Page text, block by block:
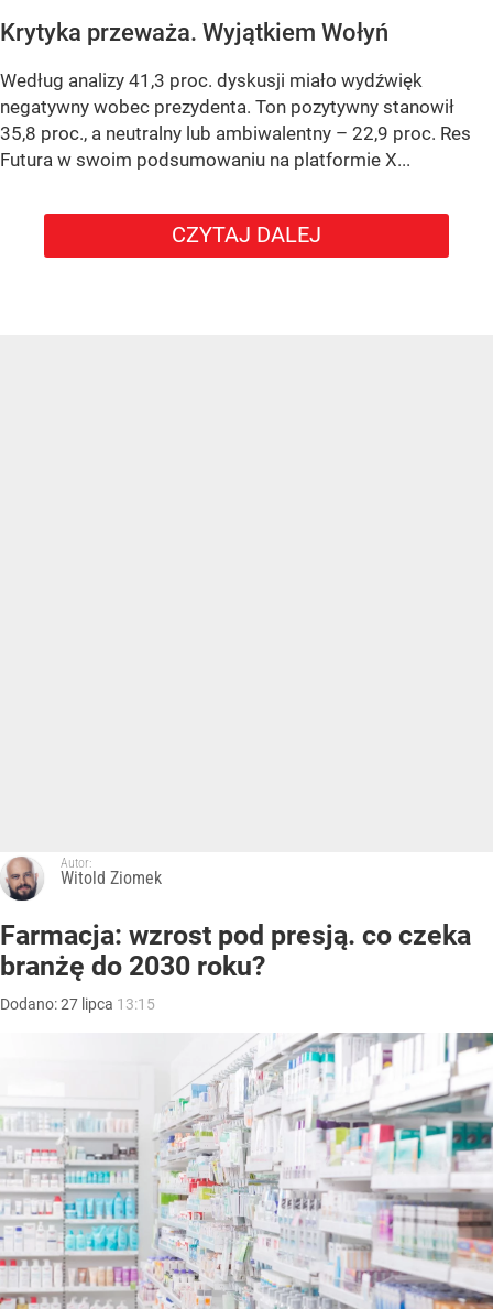
Krytyka przeważa. Wyjątkiem Wołyń
Według analizy 41,3 proc. dyskusji miało wydźwięk
negatywny wobec prezydenta. Ton pozytywny stanowił
35,8 proc., a neutralny lub ambiwalentny – 22,9 proc. Res
Futura w swoim podsumowaniu na platformie X...
CZYTAJ DALEJ
Autor:
Witold Ziomek
Farmacja: wzrost pod presją. co czeka
branżę do 2030 roku?
Dodano:27 lipca 13:15